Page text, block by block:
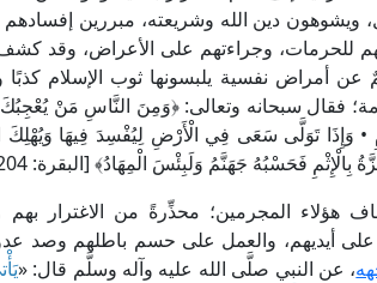
ويشوهون دين الله وشريعته، مبررين
للحرمات، وجراءتهم على الأعراض، وقد
عن أمراض نفسية يلبسونها ثوب الإسلام كذبًا
فقال سبحانه وتعالى: ﴿وَمِنَ النَّاسِ مَنْ يُعْجِبُكَ
• وَإِذَا تَوَلَّى سَعَى فِي الْأَرْضِ لِيُفْسِدَ فِيهَا
فَحَسْبُهُ جَهَنَّمُ وَلَبِئْسَ الْمِهَادُ﴾ [البقرة: 204-206].
هؤلاء المجرمين؛ محذِّرةً من الاغترار
أيديهم، والعمل على حسم باطلهم وصد
، عن النبي صلَّى الله عليه وآله وسلَّم قال: «